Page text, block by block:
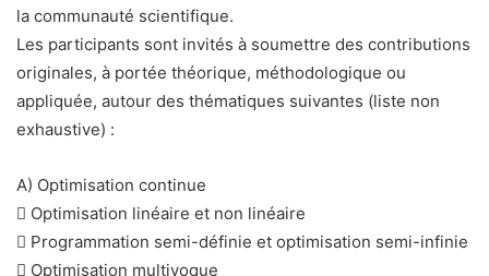
la communauté scientifique.
Les participants sont invités à soumettre des contributions
originales, à portée théorique, méthodologique ou
appliquée, autour des thématiques suivantes (liste non
exhaustive) :
A) Optimisation continue
 Optimisation linéaire et non linéaire
 Programmation semi-définie et optimisation semi-infinie
 Optimisation multivoque